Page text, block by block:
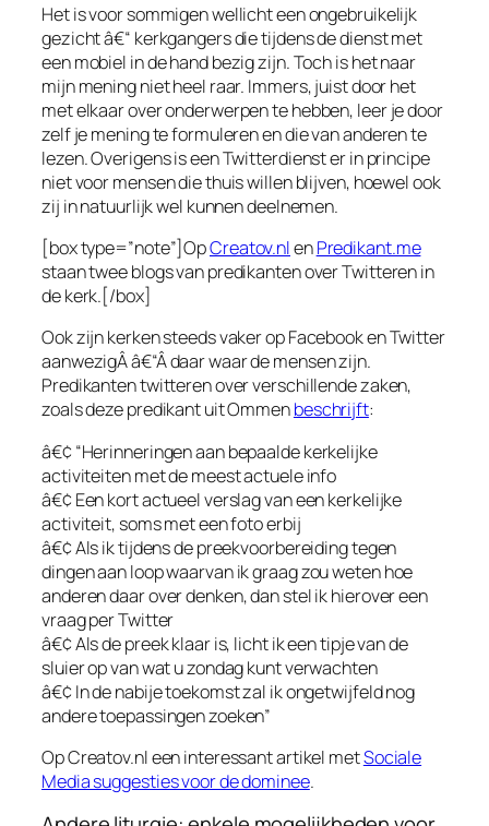
Het is voor sommigen wellicht een ongebruikelijk
gezicht â€“ kerkgangers die tijdens de dienst met
een mobiel in de hand bezig zijn. Toch is het naar
mijn mening niet heel raar. Immers, juist door het
met elkaar over onderwerpen te hebben, leer je door
zelf je mening te formuleren en die van anderen te
lezen. Overigens is een Twitterdienst er in principe
niet voor mensen die thuis willen blijven, hoewel ook
zij in natuurlijk wel kunnen deelnemen.
[box type=”note”]OpCreatov.nlenPredikant.me
staan twee blogs van predikanten over Twitteren in
de kerk.[/box]
Ook zijn kerken steeds vaker op Facebook en Twitter
aanwezigÂ â€“Â daar waar de mensen zijn.
Predikanten twitteren over verschillende zaken,
zoals deze predikant uit Ommenbeschrijft:
â€¢ “Herinneringen aan bepaalde kerkelijke
activiteiten met de meest actuele info
â€¢ Een kort actueel verslag van een kerkelijke
activiteit, soms met een foto erbij
â€¢ Als ik tijdens de preekvoorbereiding tegen
dingen aan loop waarvan ik graag zou weten hoe
anderen daar over denken, dan stel ik hierover een
vraag per Twitter
â€¢ Als de preek klaar is, licht ik een tipje van de
sluier op van wat u zondag kunt verwachten
â€¢ In de nabije toekomst zal ik ongetwijfeld nog
andere toepassingen zoeken”
Op Creatov.nl een interessant artikel metSociale
Media suggesties voor de dominee.